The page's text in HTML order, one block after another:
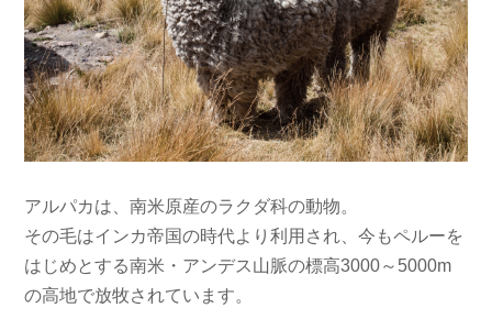
アルパカは、南米原産のラクダ科の動物。
その毛はインカ帝国の時代より利用され、今もペルーを
はじめとする南米・アンデス山脈の標高3000～5000m
の高地で放牧されています。